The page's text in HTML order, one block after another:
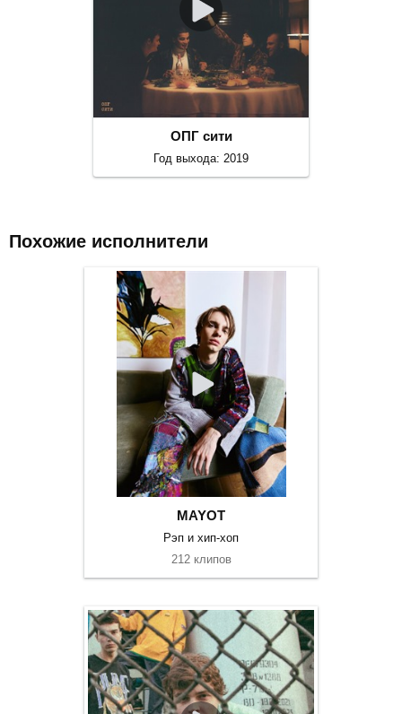
ОПГ сити
Год выхода: 2019
Похожие исполнители
MAYOT
Рэп и хип-хоп
212 клипов